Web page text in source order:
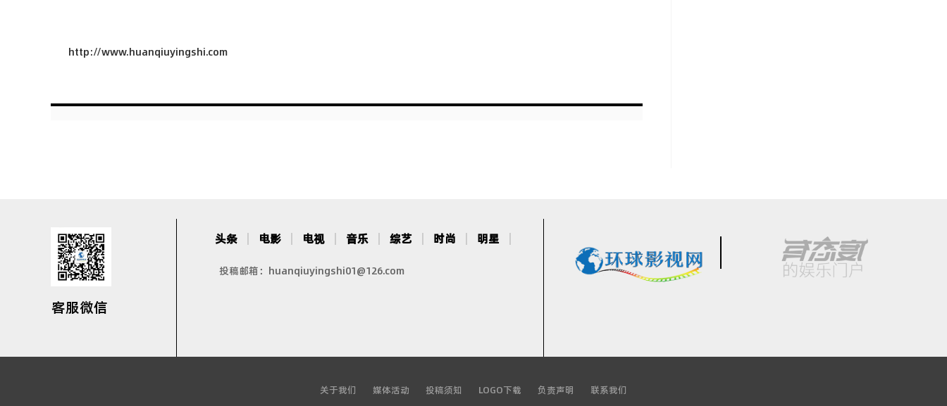
http://www.huanqiuyingshi.com
客服微信
头条 电影 电视 音乐 综艺 时尚 明星
投稿邮箱：huanqiuyingshi01@126.com
关于我们 媒体活动 投稿须知 LOGO下载 负责声明 联系我们